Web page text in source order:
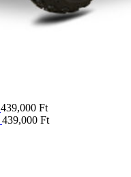
439,000 Ft
439,000 Ft